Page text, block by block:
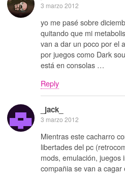
3 marzo 2012
yo me pasé sobre
quitando que mi
van a dar un poco por el
por juegos como Dark
está en consolas …
Reply
_jack_
3 marzo 2012
Mientras este cacharro
libertades del pc
mods, emulación, juegos
compañia se van a cagar